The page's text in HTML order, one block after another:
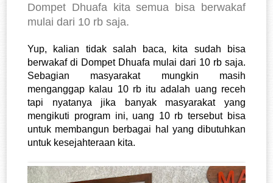
Dompet Dhuafa kita semua bisa berwakaf
mulai dari 10 rb saja.
Yup, kalian tidak salah baca, kita sudah bisa
berwakaf di Dompet Dhuafa mulai dari 10 rb saja.
Sebagian masyarakat mungkin masih
menganggap kalau 10 rb itu adalah uang receh
tapi nyatanya jika banyak masyarakat yang
mengikuti program ini, uang 10 rb tersebut bisa
untuk membangun berbagai hal yang dibutuhkan
untuk kesejahteraan kita.